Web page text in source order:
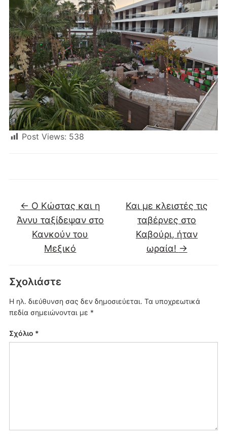
Post Views: 538
← Ο Κώστας και η
Άννυ ταξίδεψαν στο
Κανκούν του
Μεξικό
Και με κλειστές τις
ταβέρνες στο
Καβούρι, ήταν
ωραία! →
Σχολιάστε
Η ηλ. διεύθυνση σας δεν δημοσιεύεται. Τα υποχρεωτικά
πεδία σημειώνονται με *
Σχόλιο *